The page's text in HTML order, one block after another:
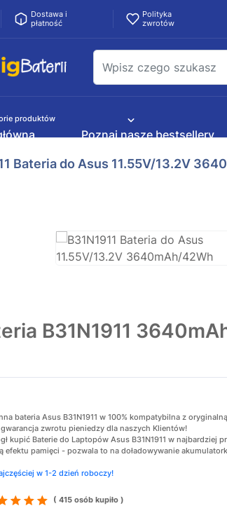
Dostawa i
płatność
Polityka
zwrotów
produktów
Poznaj nasze bestsellery
Bateria do Asus 11.55V/13.2V
B31N1911
bateria Asus B31N1911 w 100% kompatybilna z
zwrotu pieniedzy dla naszych Klientów!
kupić Baterie do Laptopów Asus B31N1911 w najbardziej
efektu pamięci - pozwala to na doładowywanie
w 1-2 dzień roboczy!
( 415 osób kupiło )